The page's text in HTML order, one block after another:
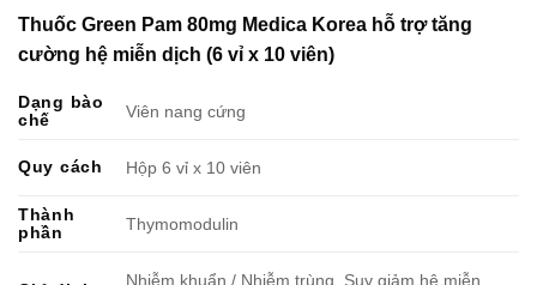
Thuốc Green Pam 80mg Medica Korea hỗ trợ tăng
cường hệ miễn dịch (6 vỉ x 10 viên)
Dạng bào
chế
Viên nang cứng
Quy cách Hộp 6 vỉ x 10 viên
Thành
phần
Thymomodulin
Nhiễm khuẩn / Nhiễm trùng, Suy giảm hệ miễn